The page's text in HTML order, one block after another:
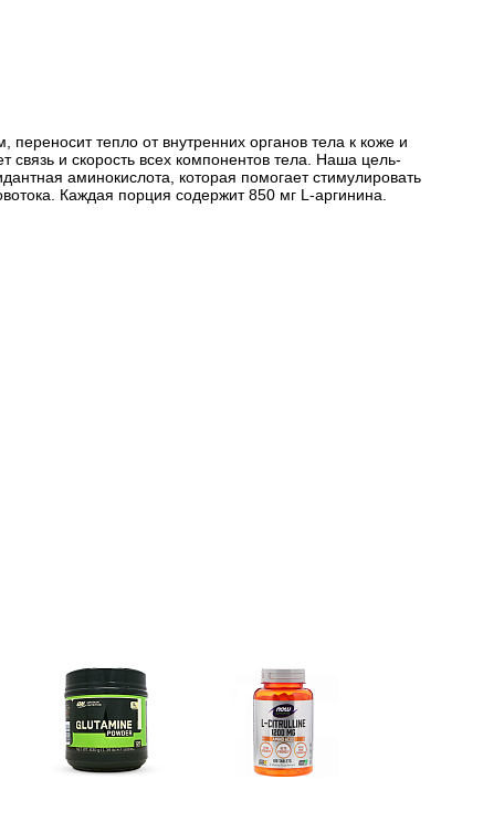
тепло от внутренних органов тела к коже и
и скорость всех компонентов тела. Наша цель-
аминокислота, которая помогает стимулировать
Каждая порция содержит 850 мг L-аргинина.